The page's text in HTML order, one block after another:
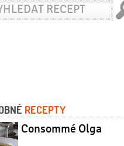
RECEPTY
Consommé Olga